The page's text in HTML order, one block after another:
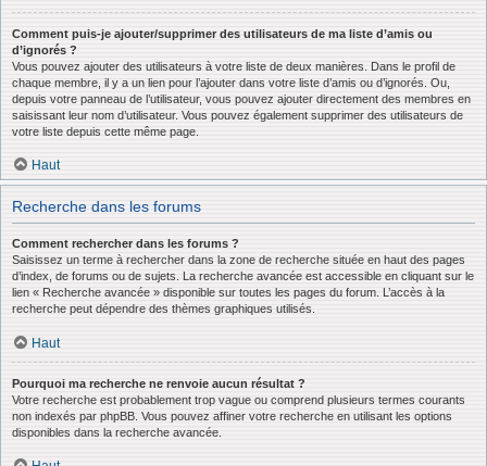
Comment puis-je ajouter/supprimer des utilisateurs de ma liste d’amis ou
d’ignorés ?
Vous pouvez ajouter des utilisateurs à votre liste de deux manières. Dans le profil de
chaque membre, il y a un lien pour l’ajouter dans votre liste d’amis ou d’ignorés. Ou,
depuis votre panneau de l’utilisateur, vous pouvez ajouter directement des membres en
saisissant leur nom d’utilisateur. Vous pouvez également supprimer des utilisateurs de
votre liste depuis cette même page.
Haut
Recherche dans les forums
Comment rechercher dans les forums ?
Saisissez un terme à rechercher dans la zone de recherche située en haut des pages
d’index, de forums ou de sujets. La recherche avancée est accessible en cliquant sur le
lien « Recherche avancée » disponible sur toutes les pages du forum. L’accès à la
recherche peut dépendre des thèmes graphiques utilisés.
Haut
Pourquoi ma recherche ne renvoie aucun résultat ?
Votre recherche est probablement trop vague ou comprend plusieurs termes courants
non indexés par phpBB. Vous pouvez affiner votre recherche en utilisant les options
disponibles dans la recherche avancée.